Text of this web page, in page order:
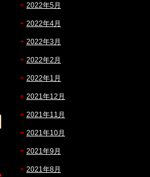
2022年5月
2022年4月
2022年3月
2022年2月
2022年1月
2021年12月
2021年11月
2021年10月
2021年9月
2021年8月